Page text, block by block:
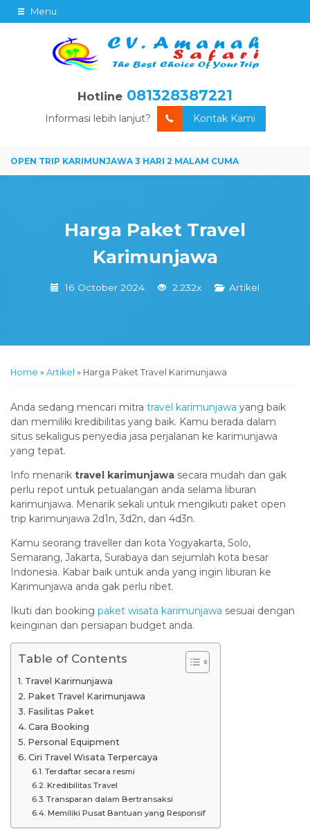
Menu
Hotline 081328387221
Informasi lebih lanjut? Kontak Kami
Harga Paket Travel
Karimunjawa
16 October 2024 2.232x Artikel
Home » Artikel » Harga Paket Travel Karimunjawa
Anda sedang mencari mitra travel karimunjawa yang baik
dan memiliki kredibilitas yang baik. Kamu berada dalam
situs sekaligus penyedia jasa perjalanan ke karimunjawa
yang tepat.
Info menarik travel karimunjawa secara mudah dan gak
perlu repot untuk petualangan anda selama liburan
karimunjawa. Menarik sekali untuk mengikuti paket open
trip karimunjawa 2d1n, 3d2n, dan 4d3n.
Kamu seorang traveller dari kota Yogyakarta, Solo,
Semarang, Jakarta, Surabaya dan sejumlah kota besar
Indonesia. Kabar baik untuk anda yang ingin liburan ke
Karimunjawa anda gak perlu ribet.
Ikuti dan booking paket wisata karimunjawa sesuai dengan
keinginan dan persiapan budget anda.
Table of Contents
Travel Karimunjawa
Paket Travel Karimunjawa
Fasilitas Paket
Cara Booking
Personal Equipment
Ciri Travel Wisata Terpercaya
Terdaftar secara resmi
Kredibilitas Travel
Transparan dalam Bertransaksi
Memiliki Pusat Bantuan yang Responsif